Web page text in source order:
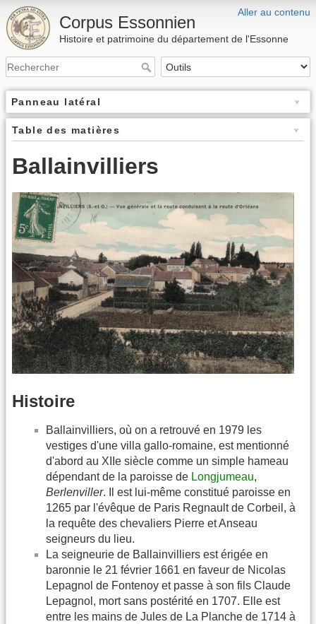
Aller au contenu
Corpus Essonnien
Histoire et patrimoine du département de l'Essonne
Panneau latéral
Table des matières
Ballainvilliers
Histoire
Ballainvilliers, où on a retrouvé en 1979 les
vestiges d'une villa gallo-romaine, est mentionné
d'abord au XIIe siècle comme un simple hameau
dépendant de la paroisse de Longjumeau,
Berlenviller. Il est lui-même constitué paroisse en
1265 par l'évêque de Paris Regnault de Corbeil, à
la requête des chevaliers Pierre et Anseau
seigneurs du lieu.
La seigneurie de Ballainvilliers est érigée en
baronnie le 21 février 1661 en faveur de Nicolas
Lepagnol de Fontenoy et passe à son fils Claude
Lepagnol, mort sans postérité en 1707. Elle est
entre les mains de Jules de La Planche de 1714 à